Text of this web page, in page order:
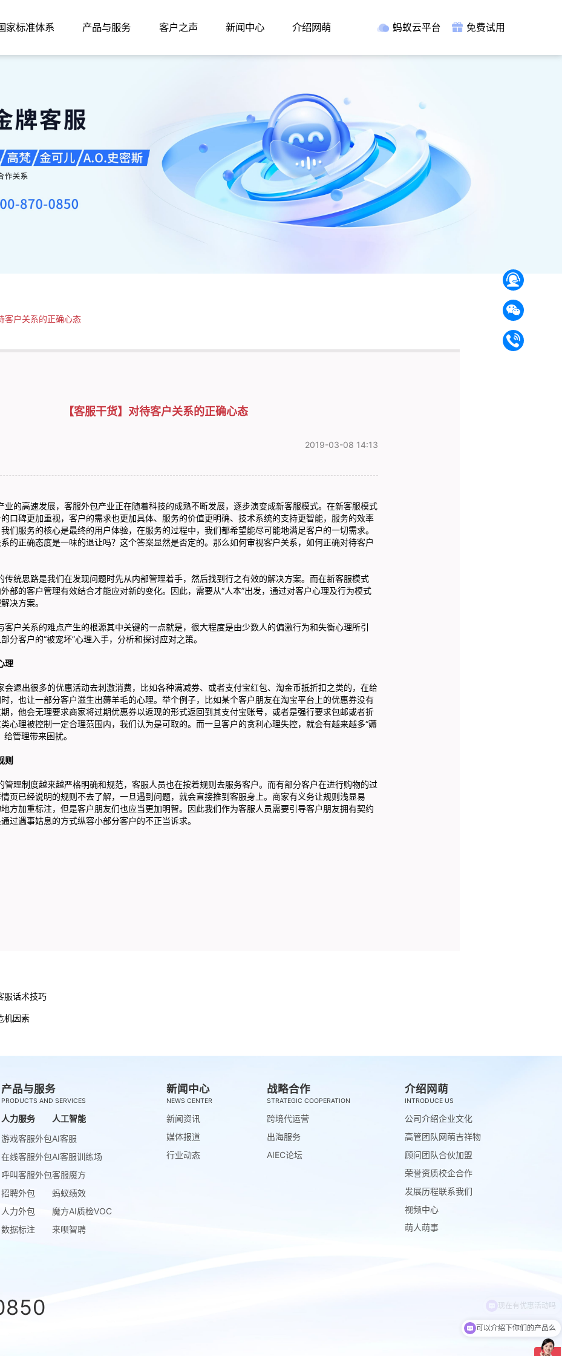
家标准体系 产品与服务 客户之声 新闻中心 介绍网萌 蚂蚁云平台 免费试用
客户关系的正确心态
【客服干货】对待客户关系的正确心态
2019-03-08 14:13
高速发展， 客服外包产业正在随着科技的成熟不断发展，逐步演变成新客服模式。在新客服模式
口碑更加重视，客户的需求也更加具体、服务的价值更明确、技术系统的支持更智能，服务的效率
们服务的核心是最终的用户体验，在服务的过程中，我们都希望能尽可能地满足客户的一切需求。
的正确态度是一味的退让吗？这个答案显然是否定的。那么如何审视客户关系，如何正确对待客户
路是我们在发现问题时先从内部管理着手，然后找到行之有效的解决方案。而在新客服模式
部的客户管理有效结合才能应对新的变化。因此，需要从“人本”出发，通过对客户心理及行为模式
决方案。
系的难点产生的根源其中关键的一点就是，很大程度是由少数人的偏激行为和失衡心理所引
分客户的“被宠坏”心理入手，分析和探讨应对之策。
理
很多的优惠活动去刺激消费，比如各种满减券、或者支付宝红包、淘金币抵折扣之类的，在给
，也让一部分客户滋生出薅羊毛的心理。举个例子，比如某个客户朋友在淘宝平台上的优惠券没有
，他会无理要求商家将过期优惠券以返现的形式返回到其支付宝账号，或者是强行要求包邮或者折
心理被控制一定合理范围内，我们认为是可取的。而一旦客户的贪利心理失控，就会有越来越多“薅
管理带来困扰。
则
度越来越严格明确和规范，客服人员也在按着规则去服务客户。而有部分客户在进行购物的过
页已经说明的规则不去了解，一旦遇到问题，就会直接推到客服身上。商家有义务让规则浅显易
方加重标注，但是客户朋友们也应当更加明智。因此我们作为客服人员需要引导客户朋友拥有契约
过遇事姑息的方式纵容小部分客户的不正当诉求。
服话术技巧
机因素
产品与服务
PRODUCTS AND SERVICES
人力服务
游戏客服外包
在线客服外包
呼叫客服外包
招聘外包
人力外包
数据标注
人工智能
AI客服
AI客服训练场
客服魔方
蚂蚁绩效
魔方AI质检VOC
来呗智聘
新闻中心
NEWS CENTER
新闻资讯
媒体报道
行业动态
战略合作
STRATEGIC COOPERATION
跨境代运营
出海服务
AIEC论坛
介绍网萌
INTRODUCE US
公司介绍
高管团队
顾问团队
荣誉资质
发展历程
视频中心
萌人萌事
企业文化
网萌吉祥物
合伙加盟
校企合作
联系我们
可以介绍下你们的产品么